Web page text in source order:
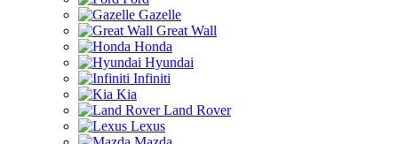
Gazelle
Great Wall
Honda
Hyundai
Infiniti
Kia
Land Rover
Lexus